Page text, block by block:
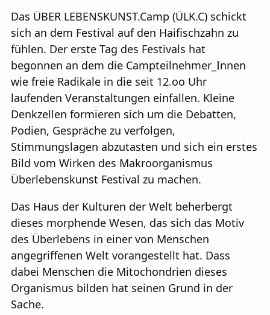
Das ÜBER LEBENSKUNST.Camp (ÜLK.C) schickt
sich an dem Festival auf den Haifischzahn zu
fühlen. Der erste Tag des Festivals hat
begonnen an dem die Campteilnehmer_Innen
wie freie Radikale in die seit 12.oo Uhr
laufenden Veranstaltungen einfallen. Kleine
Denkzellen formieren sich um die Debatten,
Podien, Gespräche zu verfolgen,
Stimmungslagen abzutasten und sich ein erstes
Bild vom Wirken des Makroorganismus
Überlebenskunst Festival zu machen.
Das Haus der Kulturen der Welt beherbergt
dieses morphende Wesen, das sich das Motiv
des Überlebens in einer von Menschen
angegriffenen Welt vorangestellt hat. Dass
dabei Menschen die Mitochondrien dieses
Organismus bilden hat seinen Grund in der
Sache.